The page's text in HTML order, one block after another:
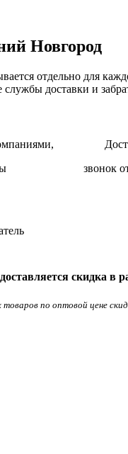
Новгород
отдельно для
службы доставки и
звонок
скидка в
товаров по оптовой цене